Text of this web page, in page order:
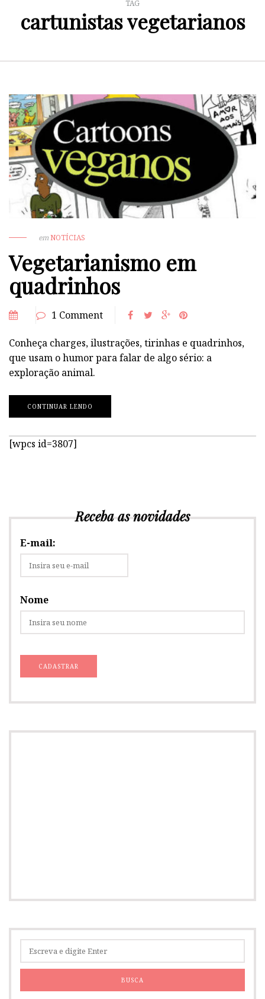
TAG
cartunistas vegetarianos
emNOTÍCIAS
Vegetarianismo em
quadrinhos
1 Comment
Conheça charges, ilustrações, tirinhas e quadrinhos,
que usam o humor para falar de algo sério: a
exploração animal.
CONTINUAR LENDO
[wpcs id=3807]
Receba as novidades
E-mail:
Nome